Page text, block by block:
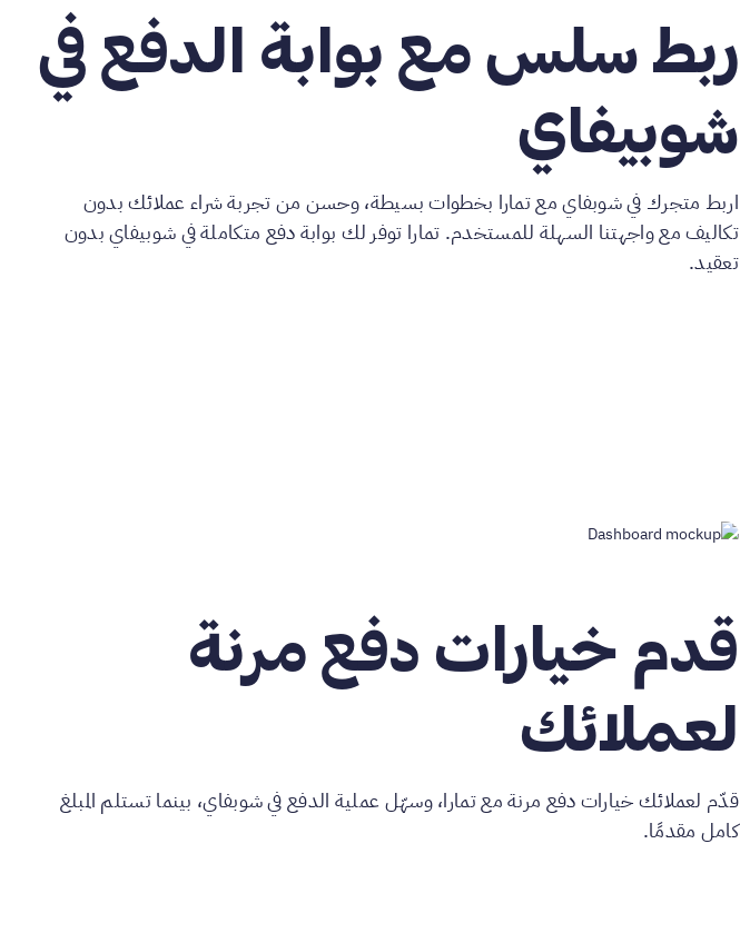
ربط سلس مع بوابة الدفع في
شوبيفاي
اربط متجرك في شوبفاي مع تمارا بخطوات بسيطة، وحسن من تجربة شراء عملائك بدون
تكاليف مع واجهتنا السهلة للمستخدم. تمارا توفر لك بوابة دفع متكاملة في شوبيفاي بدون
تعقيد.
قدم خيارات دفع مرنة
لعملائك
قدّم لعملائك خيارات دفع مرنة مع تمارا، وسهّل عملية الدفع في شوبفاي، بينما تستلم المبلغ
كامل مقدمًا.